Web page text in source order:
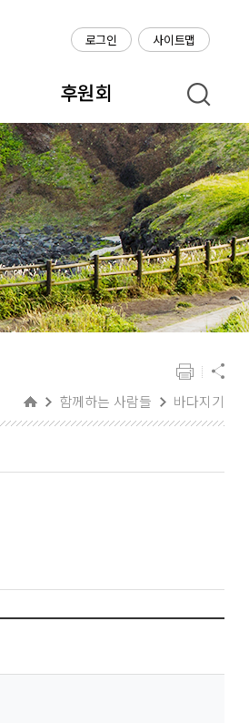
로그인 사이트맵
후원회
함께하는 사람들 바다지기